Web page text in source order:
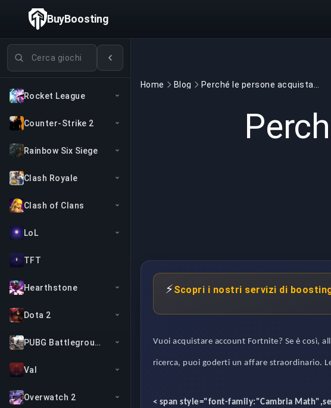
Cerca giochi
Rocket League
Counter-Strike 2
Rainbow Six Siege
Clash Royale
Clash of Clans
LoL
TFT
Hearthstone
Dota 2
PUBG Battlegrounds
Val
Overwatch 2
BuyBoosting
Home Blog
⚡Scopri i nostri servizi di
Vuoi acquistare account Fortnite? Se è così,
ricerca, puoi goderti un affare straordinario.
< span style="font-family:"Cambria